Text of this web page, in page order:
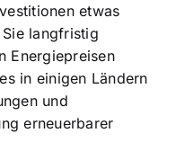
etwas
langfristig
Energiepreisen
in einigen Ländern
und
erneuerbarer